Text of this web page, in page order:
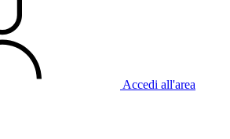
Accedi all'area